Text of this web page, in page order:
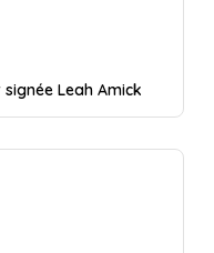
Leah Amick